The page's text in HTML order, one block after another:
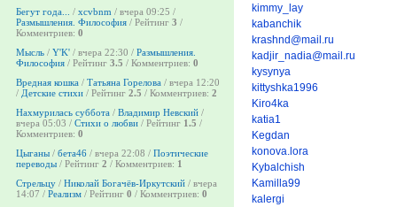
Бегут года...
/ xcvbnm / вчера 09:25 /
Размышления. Философия / Рейтинг 3 /
Комментриев: 0
Мысль / Y'K' / вчера 22:30 / Размышления.
Философия / Рейтинг 3.5 / Комментриев: 0
Вредная кошка / Татьяна Горелова / вчера 12:20
/ Детские стихи / Рейтинг 2.5 / Комментриев: 2
Нахмурилась суббота / Владимир Невский /
вчера 05:03 / Стихи о любви / Рейтинг 1.5 /
Комментриев: 0
Цыганы / бета46 / вчера 22:08 / Поэтические
переводы / Рейтинг 2 / Комментриев: 1
Стрельцу / Николай Богачёв-Иркутский / вчера
14:07 / Реализм / Рейтинг 0 / Комментриев: 0
kimmy_lay
kabanchik
krashnd@mail.ru
kadjir_nadia@mail.ru
kysynya
kittyshka1996
Kiro4ka
katia1
Kegdan
konova.lora
Kybalchish
Kamilla99
kalergi